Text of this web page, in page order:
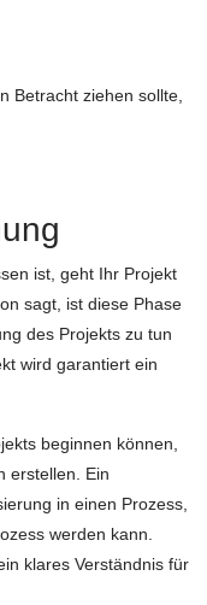
Betracht ziehen sollte,
ist, geht Ihr Projekt
sagt, ist diese Phase
des Projekts zu tun
wird garantiert ein
beginnen können,
erstellen. Ein
in einen Prozess,
werden kann.
klares Verständnis für